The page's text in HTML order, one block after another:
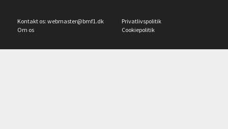
Kontakt os: webmaster@bmf1.dk
Om os
Privatlivspolitik
Cookiepolitik